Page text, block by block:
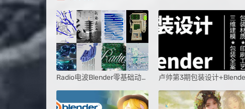
Radio电波Blender零基础动态海报课